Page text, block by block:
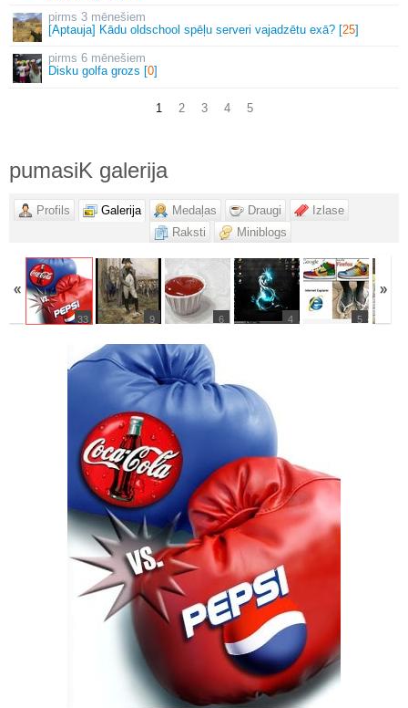
3 mēnešiem
[Aptauja] Kādu oldschool spēļu serveri vajadzētu exā? [25]
6 mēnešiem
Disku golfa grozs [0]
1 2 3 4 5
pumasiK galerija
Profils Galerija Medaļas Draugi
Izlase
Raksti
Miniblogs
«
33 9 6 4 5
»